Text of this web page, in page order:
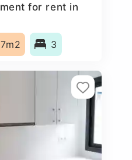
for rent in
3